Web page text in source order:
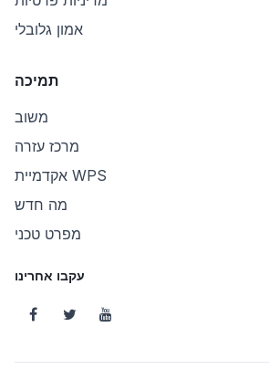
אמון גלובלי
תמיכה
משוב
מרכז עזרה
אקדמיית WPS
מה חדש
מפרט טכני
עקבו אחרינו